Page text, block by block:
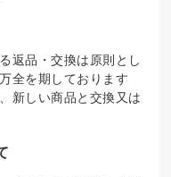
返品・交換は原則とし
全を期しております
新しい商品と交換又は